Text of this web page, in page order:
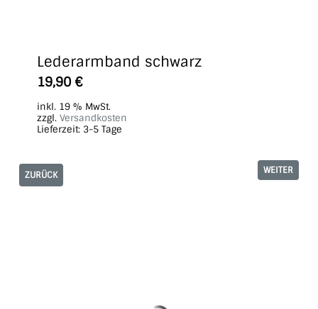
Lederarmband schwarz
19,90 €
inkl. 19 % MwSt.
zzgl. Versandkosten
Lieferzeit: 3-5 Tage
ZURÜCK WEITER